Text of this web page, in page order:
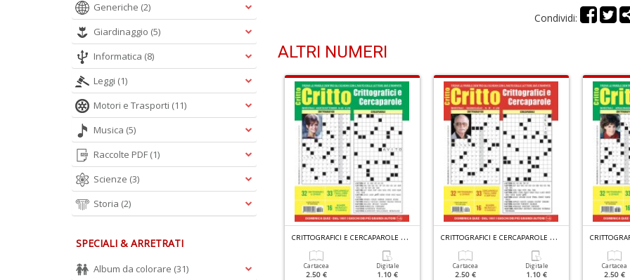
Condividi:
ALTRI NUMERI
C
RITTOGRAFICI E CERCAPAROLE N.27
Digitale
1.10 €
Cartacea
2.50 €
Digitale
C
RITTOGRAFICI E CERCAPAROLE N.40
Cartacea
2.50 €
Digitale
1.10 €
C
RITTOGRAFICI E CERCAPAROLE N.39
Cartacea
2.50 €
Digitale
1.10 €
Cartacea
2.50 €
Generiche (2)
Giardinaggio (5)
Informatica (8)
Leggi (1)
Motori e Trasporti (11)
Musica (5)
Raccolte PDF (1)
Scienze (3)
Storia (2)
SPECIALI & ARRETRATI
Album da colorare (31)